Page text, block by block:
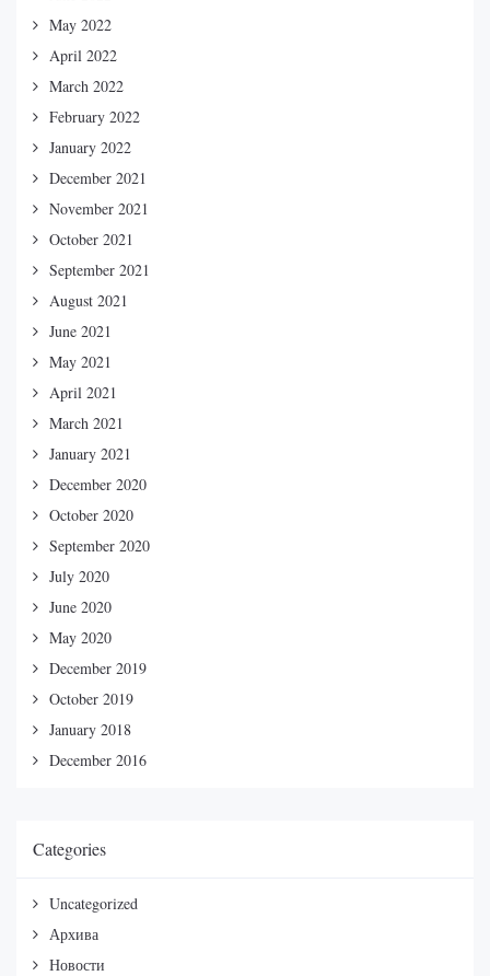
May 2022
April 2022
March 2022
February 2022
January 2022
December 2021
November 2021
October 2021
September 2021
August 2021
June 2021
May 2021
April 2021
March 2021
January 2021
December 2020
October 2020
September 2020
July 2020
June 2020
May 2020
December 2019
October 2019
January 2018
December 2016
Categories
Uncategorized
Архива
Новости